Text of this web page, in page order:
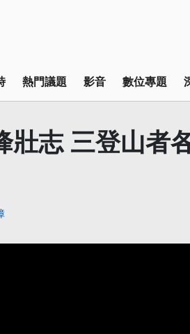
熱門議題 影音 數位專題
壯志 三登山者